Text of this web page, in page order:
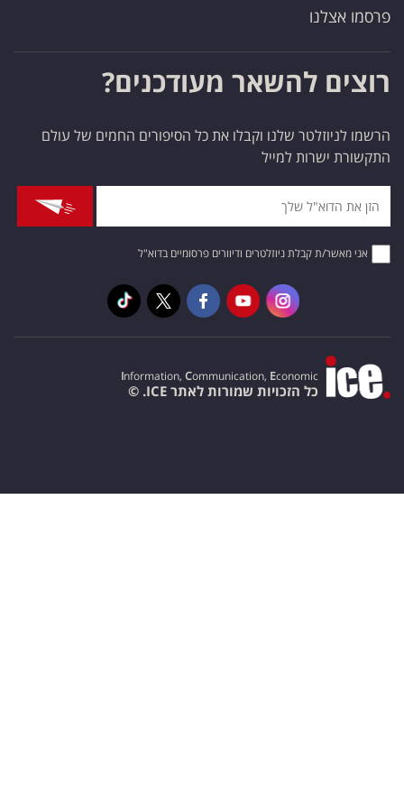
פרסמו אצלנו
רוצים להשאר מעודכנים?
הרשמו לניוזלטר שלנו וקבלו את כל הסיפורים החמים של עולם
התקשורת ישרות למייל
אני מאשר/ת קבלת ניוזלטרים ודיוורים פרסומיים בדוא"ל
Information, Communication, Economic
כל הזכויות שמורות לאתר ICE. ©